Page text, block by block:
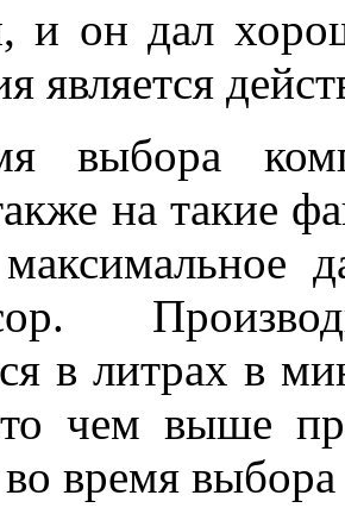
и он дал
является
выбора
на такие
в литрах в
чем выше
время выбора